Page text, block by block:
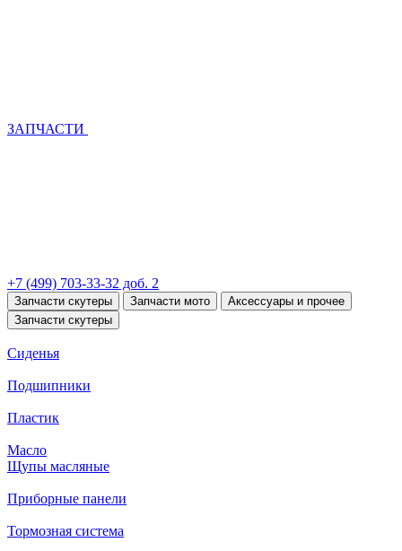
ЗАПЧАСТИ
+7 (499) 703-33-32 доб. 2
Запчасти скутеры Запчасти мото
Аксессуары и прочее
Запчасти скутеры
Сиденья
Подшипники
Пластик
Масло
Щупы масляные
Приборные панели
Тормозная система